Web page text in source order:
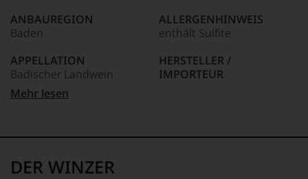
Das
dokumentieren
auch
und
gerade
mit
Medaillen
Weinjournalisten
ANBAUREGION
Baden
APPELLATION
Badischer Landwein
QUALITÄTSSTUFE
REBSORTEN
ALLERGENHINWEIS
enthält Sulfite
HERSTELLER /
IMPORTEUR
LAND
Mehr lesen
DER WINZER